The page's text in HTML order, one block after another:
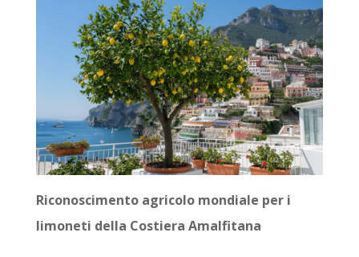
Riconoscimento agricolo mondiale per i
limoneti della Costiera Amalfitana